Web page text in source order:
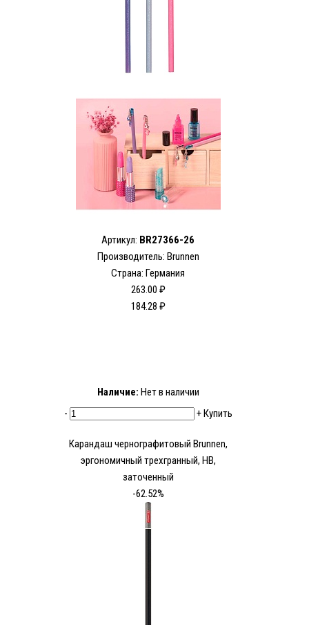
Артикул: BR27366-26
Производитель: Brunnen
Страна: Германия
263.00 ₽
184.28 ₽
Наличие: Нет в наличии
-
+Купить
Карандаш чернографитовый Brunnen,
эргономичный трехгранный, HB,
заточенный
-62.52%